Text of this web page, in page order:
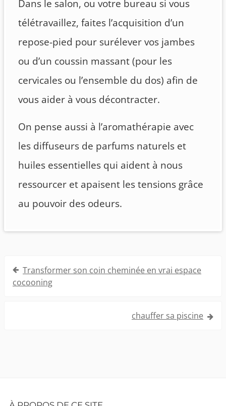
Dans le salon, ou votre bureau si vous
télétravaillez, faites l’acquisition d’un
repose-pied pour surélever vos jambes
ou d’un coussin massant (pour les
cervicales ou l’ensemble du dos) afin de
vous aider à vous décontracter.
On pense aussi à l’aromathérapie avec
les diffuseurs de parfums naturels et
huiles essentielles qui aident à nous
ressourcer et apaisent les tensions grâce
au pouvoir des odeurs.
Navigation
de
Transformer son coin cheminée en vrai espace
cocooning
chauffer sa piscine